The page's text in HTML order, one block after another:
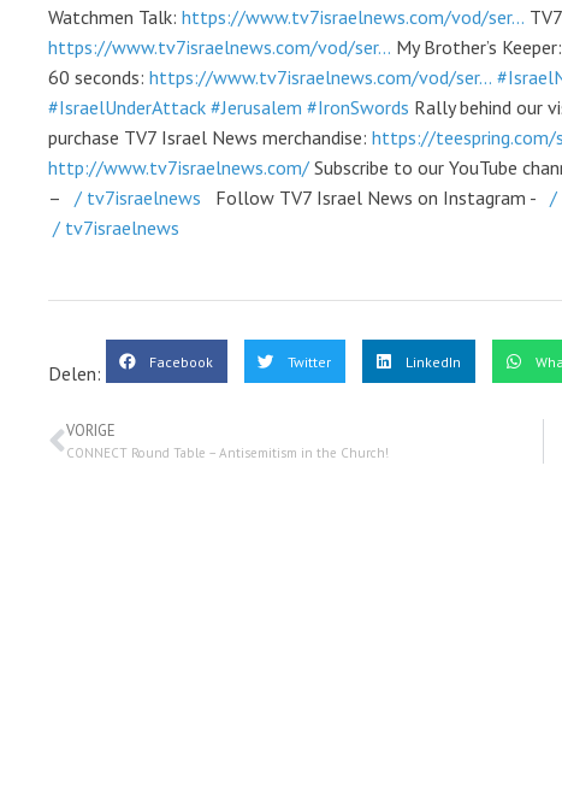
Watchmen Talk: https://www.tv7israelnews.com/vod/ser...
https://www.tv7israelnews.com/vod/ser... My Brother’s Keeper:
60 seconds: https://www.tv7israelnews.com/vod/ser...
#IsraelUnderAttack #Jerusalem #IronSwords Rally behind our
purchase TV7 Israel News merchandise: https://teespring.com/
http://www.tv7israelnews.com/ Subscribe to our YouTube
–
/ tv7israelnews Follow TV7 Israel News on Instagram - /
/ tv7israelnews
Delen: Facebook Twitter LinkedIn
VORIGE
CONNECT Round Table – Antisemitism in the Church!